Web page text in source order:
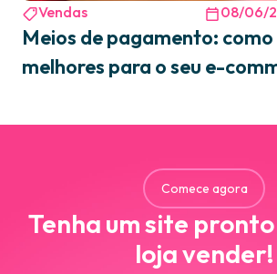
Vendas 08/06/
Meios de pagamento: como
melhores para o seu e-
Comece agora
Tenha um site
loja vender!